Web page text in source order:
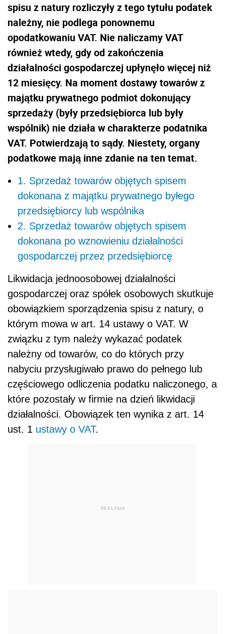
spisu z natury rozliczyły z tego tytułu podatek
należny, nie podlega ponownemu
opodatkowaniu VAT. Nie naliczamy VAT
również wtedy, gdy od zakończenia
działalności gospodarczej upłynęło więcej niż
12 miesięcy. Na moment dostawy towarów z
majątku prywatnego podmiot dokonujący
sprzedaży (były przedsiębiorca lub były
wspólnik) nie działa w charakterze podatnika
VAT. Potwierdzają to sądy. Niestety, organy
podatkowe mają inne zdanie na ten temat.
1. Sprzedaż towarów objętych spisem
dokonana z majątku prywatnego byłego
przedsiębiorcy lub wspólnika
2. Sprzedaż towarów objętych spisem
dokonana po wznowieniu działalności
gospodarczej przez przedsiębiorcę
Likwidacja jednoosobowej działalności
gospodarczej oraz spółek osobowych skutkuje
obowiązkiem sporządzenia spisu z natury, o
którym mowa w art. 14 ustawy o VAT. W
związku z tym należy wykazać podatek
należny od towarów, co do których przy
nabyciu przysługiwało prawo do pełnego lub
częściowego odliczenia podatku naliczonego, a
które pozostały w firmie na dzień likwidacji
działalności. Obowiązek ten wynika z art. 14
ust. 1 ustawy o VAT.
REKLAMA